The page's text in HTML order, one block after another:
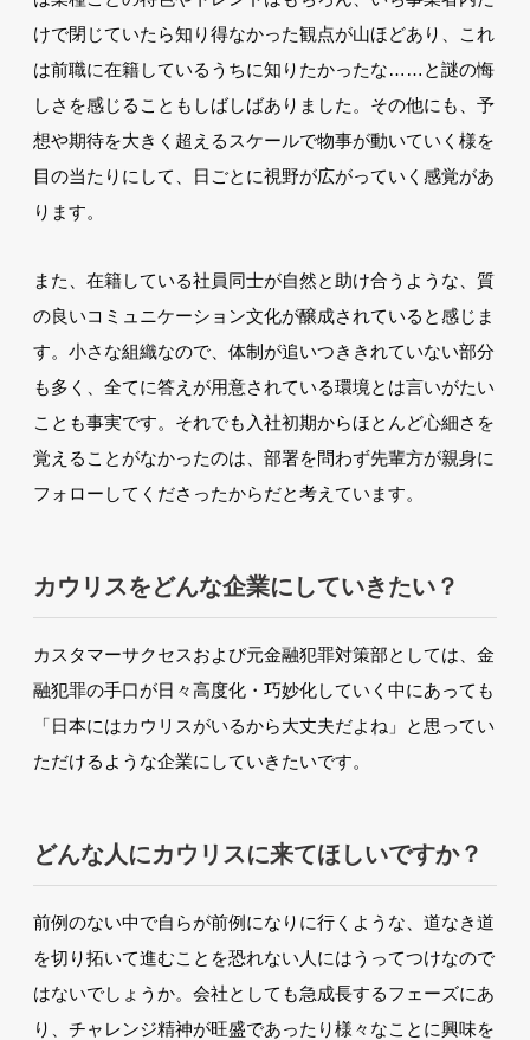
けで閉じていたら知り得なかった観点が山ほどあり、これ
は前職に在籍しているうちに知りたかったな……と謎の悔
しさを感じることもしばしばありました。その他にも、予
想や期待を大きく超えるスケールで物事が動いていく様を
目の当たりにして、日ごとに視野が広がっていく感覚があ
ります。
また、在籍している社員同士が自然と助け合うような、質
の良いコミュニケーション文化が醸成されていると感じま
す。小さな組織なので、体制が追いつききれていない部分
も多く、全てに答えが用意されている環境とは言いがたい
ことも事実です。それでも入社初期からほとんど心細さを
覚えることがなかったのは、部署を問わず先輩方が親身に
フォローしてくださったからだと考えています。
カウリスをどんな企業にしていきたい？
カスタマーサクセスおよび元金融犯罪対策部としては、金
融犯罪の手口が日々高度化・巧妙化していく中にあっても
「日本にはカウリスがいるから大丈夫だよね」と思ってい
ただけるような企業にしていきたいです。
どんな人にカウリスに来てほしいですか？
前例のない中で自らが前例になりに行くような、道なき道
を切り拓いて進むことを恐れない人にはうってつけなので
はないでしょうか。会社としても急成長するフェーズにあ
り、チャレンジ精神が旺盛であったり様々なことに興味を